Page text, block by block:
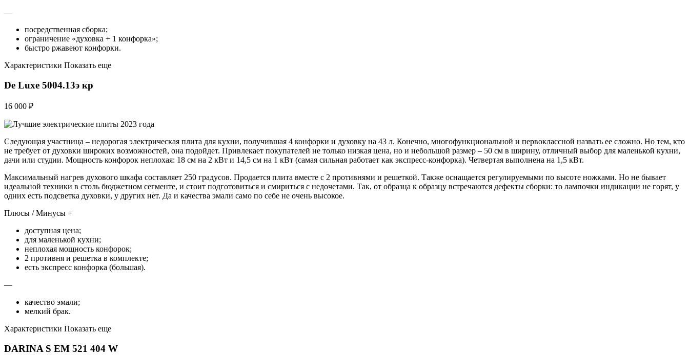
—
посредственная сборка;
ограничение «духовка + 1 конфорка»;
быстро ржавеют конфорки.
Характеристики Показать еще
De Luxe 5004.13э кр
16 000 ₽
Следующая участница – недорогая электрическая плита для кухни, получившая 4 конфорки и духовку на 43 л. Конечно, многофункциональной и первоклассной назвать ее сложно. Но тем, кто
не требует от духовки широких возможностей, она подойдет. Привлекает покупателей не только низкая цена, но и небольшой размер – 50 см в ширину, отличный выбор для маленькой кухни,
дачи или студии. Мощность конфорок неплохая: 18 см на 2 кВт и 14,5 см на 1 кВт (самая сильная работает как экспресс-конфорка). Четвертая выполнена на 1,5 кВт.
Максимальный нагрев духового шкафа составляет 250 градусов. Продается плита вместе с 2 противнями и решеткой. Также оснащается регулируемыми по высоте ножками. Но не бывает
идеальной техники в столь бюджетном сегменте, и стоит подготовиться и смириться с недочетами. Так, от образца к образцу встречаются дефекты сборки: то лампочки индикации не горят, у
одних есть подсветка духовки, у других нет. Да и качества эмали само по себе не очень высокое.
Плюсы / Минусы +
доступная цена;
для маленькой кухни;
неплохая мощность конфорок;
2 противня и решетка в комплекте;
есть экспресс конфорка (большая).
—
качество эмали;
мелкий брак.
Характеристики Показать еще
DARINA S EM 521 404 W